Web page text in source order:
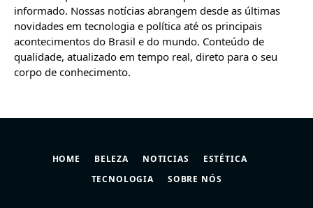
informado. Nossas notícias abrangem desde as últimas
novidades em tecnologia e política até os principais
acontecimentos do Brasil e do mundo. Conteúdo de
qualidade, atualizado em tempo real, direto para o seu
corpo de conhecimento.
HOME BELEZA NOTICIAS
ESTÉTICA
TECNOLOGIA
SOBRE NÓS